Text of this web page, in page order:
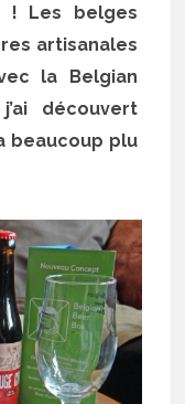
! Les belges
artisanales
la Belgian
découvert
beaucoup plu